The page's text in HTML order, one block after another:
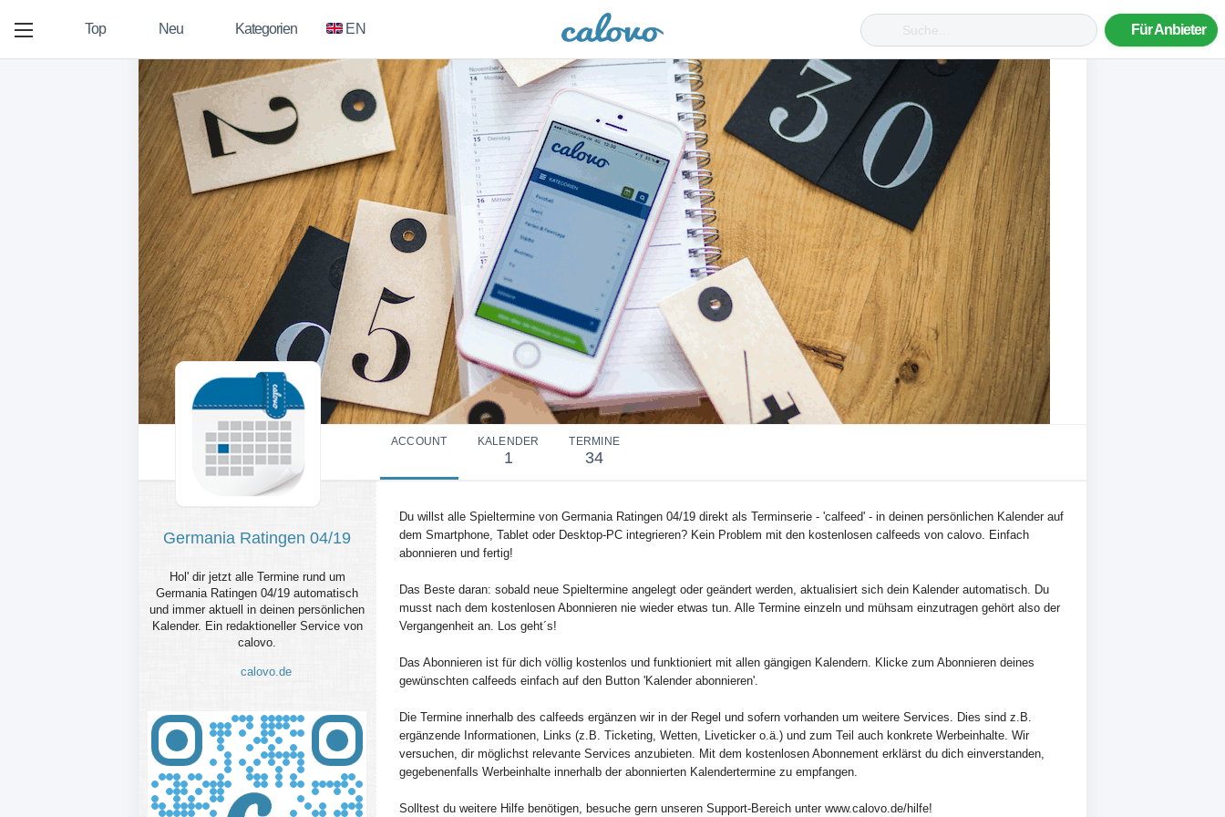
Top Neu Kategorien EN Für Anbieter
ACCOUNT KALENDER
1
TERMINE
34
Germania Ratingen 04/19
Hol' dir jetzt alle Termine rund um
Germania Ratingen 04/19 automatisch
und immer aktuell in deinen persönlichen
Kalender. Ein redaktioneller Service von
calovo.
calovo.de
Du willst alle Spieltermine von Germania Ratingen 04/19 direkt als Terminserie - 'calfeed' - in deinen persönlichen Kalender auf
dem Smartphone, Tablet oder Desktop-PC integrieren? Kein Problem mit den kostenlosen calfeeds von calovo. Einfach
abonnieren und fertig!
Das Beste daran: sobald neue Spieltermine angelegt oder geändert werden, aktualisiert sich dein Kalender automatisch. Du
musst nach dem kostenlosen Abonnieren nie wieder etwas tun. Alle Termine einzeln und mühsam einzutragen gehört also der
Vergangenheit an. Los geht´s!
Das Abonnieren ist für dich völlig kostenlos und funktioniert mit allen gängigen Kalendern. Klicke zum Abonnieren deines
gewünschten calfeeds einfach auf den Button 'Kalender abonnieren'.
Die Termine innerhalb des calfeeds ergänzen wir in der Regel und sofern vorhanden um weitere Services. Dies sind z.B.
ergänzende Informationen, Links (z.B. Ticketing, Wetten, Liveticker o.ä.) und zum Teil auch konkrete Werbeinhalte. Wir
versuchen, dir möglichst relevante Services anzubieten. Mit dem kostenlosen Abonnement erklärst du dich einverstanden,
gegebenenfalls Werbeinhalte innerhalb der abonnierten Kalendertermine zu empfangen.
Solltest du weitere Hilfe benötigen, besuche gern unseren Support-Bereich unter www.calovo.de/hilfe!